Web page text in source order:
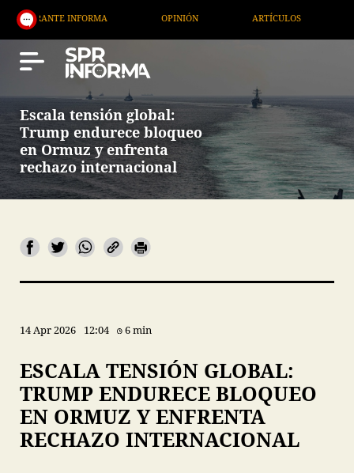
INFORMA ARTÍCULOS
Escala tensión global:
Trump endurece bloqueo
en Ormuz y enfrenta
rechazo internacional
14 Apr 2026 12:04 6 min
ESCALA TENSIÓN GLOBAL:
TRUMP ENDURECE BLOQUEO
EN ORMUZ Y ENFRENTA
RECHAZO INTERNACIONAL